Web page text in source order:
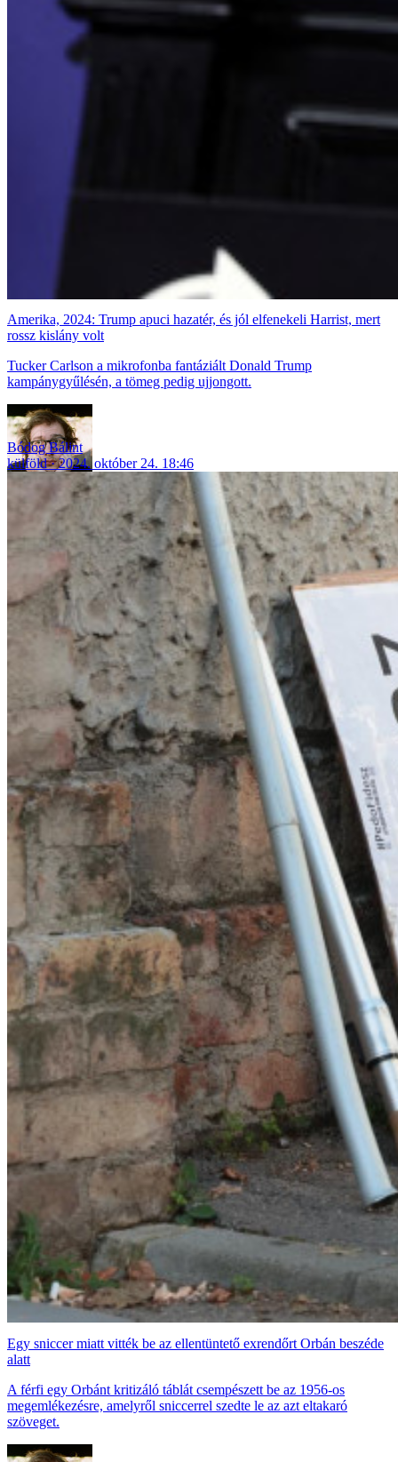
Amerika, 2024: Trump apuci hazatér, és jól elfenekeli Harrist, mert
rossz kislány volt
Tucker Carlson a mikrofonba fantáziált Donald Trump
kampánygyűlésén, a tömeg pedig ujjongott.
Bódog Bálint
külföld
2024. október 24. 18:46
Egy sniccer miatt vitték be az ellentüntető exrendőrt Orbán beszéde
alatt
A férfi egy Orbánt kritizáló táblát csempészett be az 1956-os
megemlékezésre, amelyről sniccerrel szedte le az azt eltakaró
szöveget.